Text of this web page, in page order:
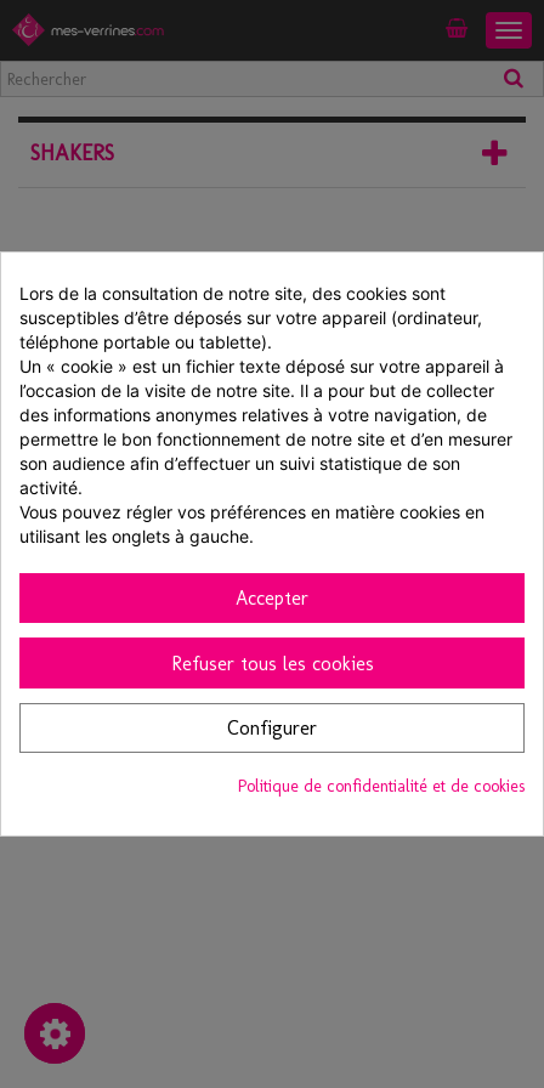
Mon compte
SHAKERS
INFORMATIONS
LIENS
Mes Verrines- Droits et reproduction interdite -
Mentions légales
Lors de la consultation de notre site, des cookies sont
susceptibles d’être déposés sur votre appareil (ordinateur,
téléphone portable ou tablette).
Un « cookie » est un fichier texte déposé sur votre appareil à
l’occasion de la visite de notre site. Il a pour but de collecter
des informations anonymes relatives à votre navigation, de
permettre le bon fonctionnement de notre site et d’en mesurer
son audience afin d’effectuer un suivi statistique de son
activité.
Vous pouvez régler vos préférences en matière cookies en
utilisant les onglets à gauche.
Accepter
Refuser tous les cookies
Configurer
Politique de confidentialité et de cookies